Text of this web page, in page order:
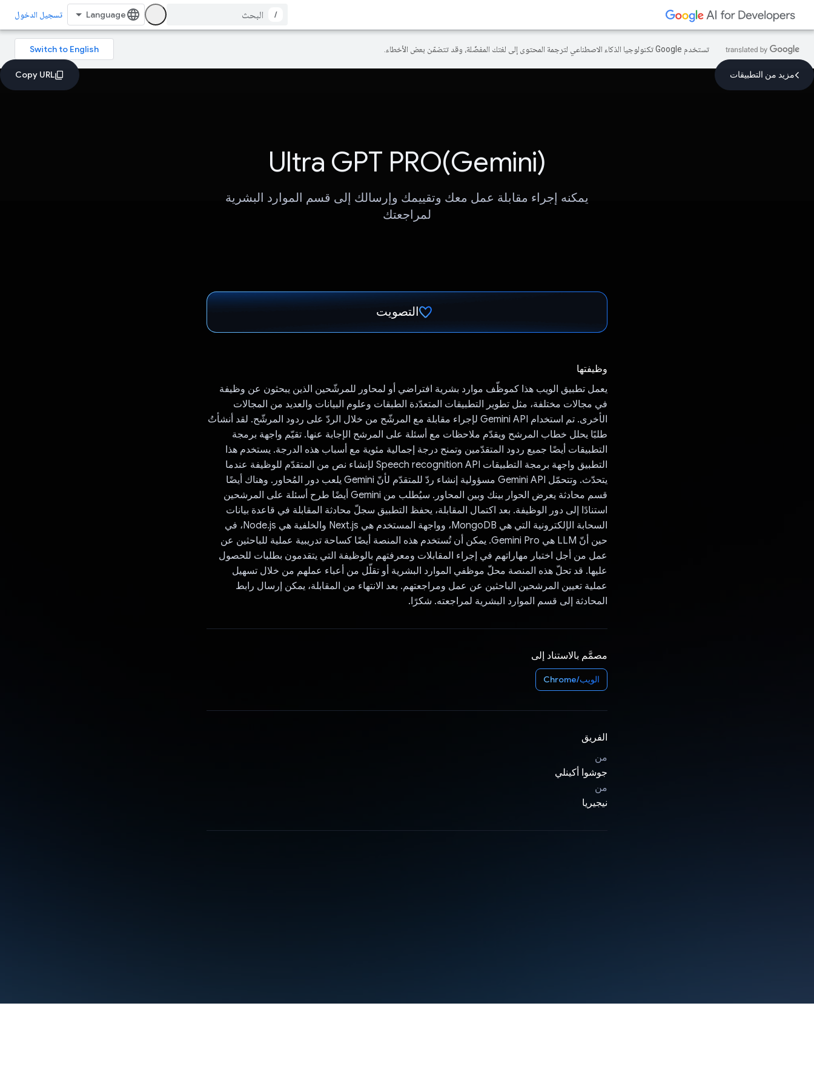
/ تسجيل الدخول
تستخدم Google تكنولوجيا الذكاء الاصطناعي لترجمة المحتوى إلى لغتك المفضّلة، وقد تتضمّن بعض الأخطاء.
مزيد من التطبيقات
Ultra GPT PRO(Gemini)
يمكنه إجراء مقابلة عمل معك وتقييمك وإرسالك إلى قسم الموارد البشرية
لمراجعتك
التصويت
وظيفتها
يعمل تطبيق الويب هذا كموظّف موارد بشرية افتراضي أو لمحاور للمرشّحين الذين يبحثون عن وظيفة
في مجالات مختلفة، مثل تطوير التطبيقات المتعدّدة الطبقات وعلوم البيانات والعديد من المجالات
الأخرى. تم استخدام Gemini API لإجراء مقابلة مع المرشّح من خلال الردّ على ردود المرشّح. لقد أنشأتُ
طلبًا يحلل خطاب المرشح ويقدّم ملاحظات مع أسئلة على المرشح الإجابة عنها. تقيّم واجهة برمجة
التطبيقات أيضًا جميع ردود المتقدّمين وتمنح درجة إجمالية مئوية مع أسباب هذه الدرجة. يستخدم هذا
التطبيق واجهة برمجة التطبيقات Speech recognition API لإنشاء نص من المتقدّم للوظيفة عندما
يتحدّث. وتتحمّل Gemini API مسؤولية إنشاء ردّ للمتقدّم لأنّ Gemini يلعب دور المُحاور. وهناك أيضًا
قسم محادثة يعرض الحوار بينك وبين المحاور. سيُطلب من Gemini أيضًا طرح أسئلة على المرشحين
استنادًا إلى دور الوظيفة. بعد اكتمال المقابلة، يحفظ التطبيق سجلّ محادثة المقابلة في قاعدة بيانات
السحابة الإلكترونية التي هي MongoDB، وواجهة المستخدم هي Next.js والخلفية هي Node.js، في
حين أنّ LLM هي Gemini Pro. يمكن أن تُستخدم هذه المنصة أيضًا كساحة تدريبية عملية للباحثين عن
عمل من أجل اختبار مهاراتهم في إجراء المقابلات ومعرفتهم بالوظيفة التي يتقدمون بطلبات للحصول
عليها. قد تحلّ هذه المنصة محلّ موظفي الموارد البشرية أو تقلّل من أعباء عملهم من خلال تسهيل
عملية تعيين المرشحين الباحثين عن عمل ومراجعتهم. بعد الانتهاء من المقابلة، يمكن إرسال رابط
المحادثة إلى قسم الموارد البشرية لمراجعته. شكرًا.
مصمَّم بالاستناد إلى
الويب/Chrome
الفريق
من
جوشوا أكينلي
من
نيجيريا